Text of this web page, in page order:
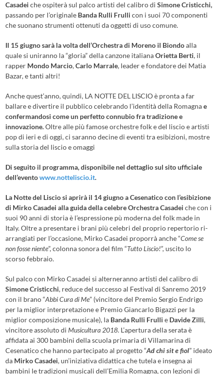
Casadei che ospiterà sul palco artisti del calibro diSimone Cristicchi,
passando per l’originale Banda Rulli Frulli con i suoi 70 componenti
che suonano strumenti ottenuti da oggetti di uso comune.
Il 15 giugno sarà la volta dell’Orchestra di Moreno il Biondoalla
quale si uniranno la “gloria” della canzone italianaOrietta Berti, il
rapper Mondo Marcio,Carlo Marrale, leader e fondatore dei Matia
Bazar, e tanti altri!
Anche quest’anno, quindi, LA NOTTE DEL LISCIO è pronta a far
ballare e divertire il pubblico celebrando l’identità della Romagnae
confermandosi come un perfetto connubio fra tradizione e
innovazione.Oltre alle più famose orchestre folk e del liscio e artisti
pop di ieri e di oggi, ci saranno decine di eventi tra esibizioni, mostre
sulla storia del liscio e omaggi
Di seguito il programma, disponibile nel dettaglio sul sito ufficiale
dell’eventowww.notteliscio.it.
La Notte del Liscio si aprirà il 14 giugno a Cesenatico con l’esibizione
di Mirko Casadei alla guida della celebre Orchestra Casadeiche con i
suoi 90 anni di storia è l’espressione pù moderna del folk made in
Italy. Oltre a presentare i brani più celebri del proprio repertorio ri-
arrangiati per l’occasione, Mirko Casadei proporrà anche “Come se
non fosse niente”, colonna sonora del film “Tutto Liscio!”, uscito lo
scorso febbraio.
Sul palco con Mirko Casadei si alterneranno artisti del calibro di
Simone Cristicchi, reduce del successo al Festival di Sanremo 2019
con il brano “Abbi Cura di Me” (vincitore del Premio Sergio Endrigo
per la miglior interpretazione e Premio Giancarlo Bigazzi per la
miglior composizione musicale), la Banda Rulli Frulli e Davide Zilli,
vincitore assoluto diMusicultura 2018. L’apertura della serata è
affidata ai 300 bambini della scuola primaria di Villamarina di
Cesenatico che hanno partecipato al progetto “Ad chi sit e fiol” ideato
da Mirko Casadei, un’iniziativa didattica che tutela e insegna ai
bambini le tradizioni musicali dell’Emilia Romagna, con lezioni di